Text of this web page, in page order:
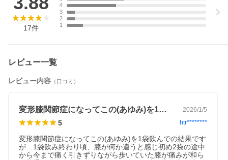
17件
4
3
2
1
レビュー一覧
レビュー内容 （口コミ）
変形膝関節症になってこの(あゆみ)を1… 2026/1/5
5 htr********
変形膝関節症になってこの(あゆみ)を1袋飲んでの結果です
が…1袋飲み終わり頃、膝が何か違うと感じ初め2袋の途中
から今まで痛く引きずりながら歩いていた膝が痛みが和ら